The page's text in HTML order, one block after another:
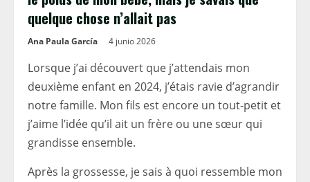
quelque chose n’allait pas
Ana Paula García 4 junio 2026
Lorsque j’ai découvert que j’attendais mon
deuxième enfant en 2024, j’étais ravie d’agrandir
notre famille. Mon fils est encore un tout-petit et
j’aime l’idée qu’il ait un frère ou une sœur qui
grandisse ensemble.
Après la grossesse, je sais à quoi ressemble mon